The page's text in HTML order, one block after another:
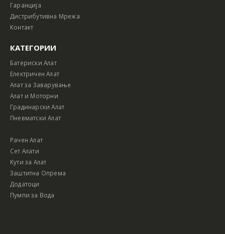
Гаранција
Дистрибутивна Мрежа
Контакт
КАТЕГОРИИ
Батериски Алат
Електричен Алат
Алат за Заварување
Алат и Моторни
Градинарски Алат
Пневматски Алат
Рачен Алат
Сет Алати
Кути за Алат
Заштитна Опрема
Додатоци
Пумпи за Вода